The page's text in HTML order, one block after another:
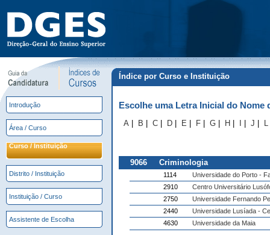
Introdução
Área / Curso
Curso / Instituição
Distrito / Instituição
Instituição / Curso
Assistente de Escolha
Índice por Curso e Instituição
Escolhe uma Letra Inicial do Nome
A | B | C | D | E | F | G | H | I | J | L
9066 Criminologia
1114
Universidade do Porto -
2910
Centro Universitário
2750
Universidade Fernando
2440
Universidade Lusíada -
4630
Universidade da Maia